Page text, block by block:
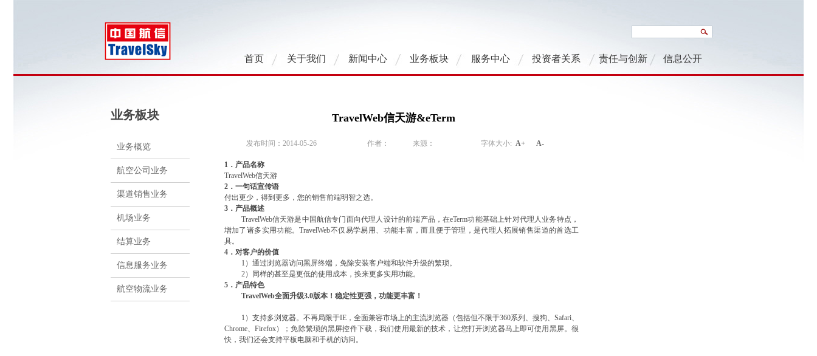
首页 关于我们 新闻中心 业务板块 服务中心 投资者关系 责任与创新 信息公开
业务板块
业务概览
航空公司业务
渠道销售业务
机场业务
结算业务
信息服务业务
航空物流业务
TravelWeb信天游&eTerm
发布时间：2014-05-26 作者： 来源： 字体大小: A+ A-
1． 产品名称
TravelWeb信天游
2． 一句话宣传语
付出更少，得到更多，您的销售前端明智之选。
3． 产品概述
TravelWeb信天游是中国航信专门面向代理人设计的前端产品 ，在eTerm功能基础上针对代理人业务特点，
增加了 诸多实用功能。TravelWeb不仅易学易用、功能丰富，而且便于管理，是代理人 拓展销售渠道的首选工
具。
4． 对客户的价值
1）通过浏览器访问黑屏终端，免除安装客户端和软件升级的繁琐。
2）同样的甚至是更低的使用成本，换来更多实用功能。
5． 产品特色
TravelWeb全面升级3.0版本！稳定性更强，功能更丰富！
1） 支持多浏览器。不再局限于IE，全面兼容市场上的主流浏览器（包括但不限于360系列、搜狗、Safari、
Chrome、Firefox）；免除繁琐的黑屏控件下载，我们使用最新的技术，让您打开浏览器马上即可使用黑屏。很
快， 我们还会支持平板电脑和手机的访问。